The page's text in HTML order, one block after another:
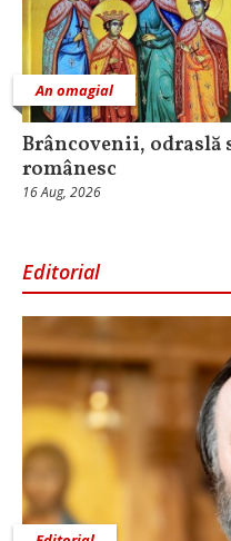
An omagial
Brâncovenii, odraslă
românesc
16 Aug, 2026
Editorial